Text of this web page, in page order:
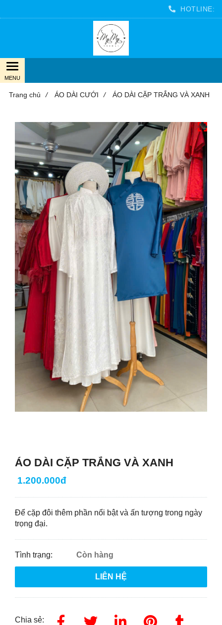
HOTLINE:
Trang chủ / ÁO DÀI CƯỚI / ÁO DÀI CẶP TRẮNG VÀ XANH
ÁO DÀI CẶP TRẮNG VÀ XANH
1.200.000đ
Để cặp đôi thêm phần nổi bật và ấn tượng trong ngày
trọng đại.
Tình trạng: Còn hàng
LIÊN HỆ
Chia sẻ: